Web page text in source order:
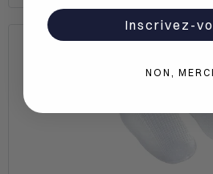
Inscrivez-
NON, MERCI